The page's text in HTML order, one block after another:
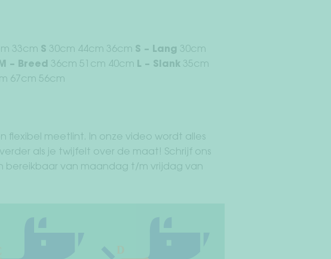
33cm S 30cm 44cm 36cm S – Lang 30cm
M – Breed 36cm 51cm 40cm L – Slank35cm
67cm 56cm
flexibel meetlint. In onze video wordt alles
als je twijfelt over de maat! Schrijf ons
bereikbaar van maandag t/m vrijdag van